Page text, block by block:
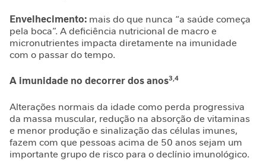
f
o
r
m
n
e
S
a
ú
Envelhecimento: mais do que nunca “a saúde começa
pela boca”. A deficiência nutricional de macro e
micronutrientes impacta diretamente na imunidade
com o passar do tempo.
A imunidade no decorrer dos anos3,4
Alterações normais da idade como perda progressiva
da massa muscular, redução na absorção de vitaminas
e menor produção e sinalização das células imunes,
fazem com que pessoas acima de 50 anos sejam um
importante grupo de risco para o declínio imunológico.